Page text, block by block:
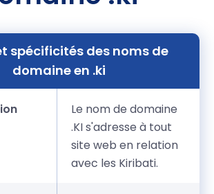
spécificités des noms de
domaine en .ki
Le nom de domaine
.KI s'adresse à tout
site web en relation
avec les Kiribati.